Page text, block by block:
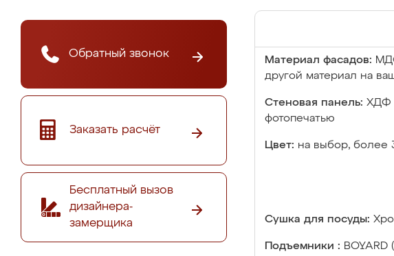
Обратный звонок
Заказать расчёт
Бесплатный вызов
дизайнера-
замерщика
Материал фасадов:
другой материал на
Стеновая панель: ХДФ
фотопечатью
Цвет: на выбор, более
Сушка для посуды:
Подъемники :